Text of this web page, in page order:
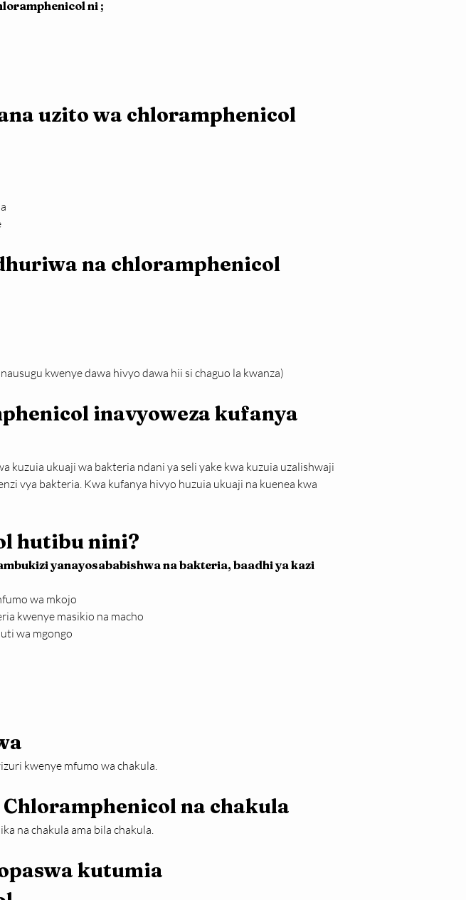
ni ;
uzito wa chloramphenicol
na chloramphenicol
kwenye dawa hivyo dawa hii si chaguo la kwanza)
inavyoweza kufanya
kuzuia ukuaji wa bakteria ndani ya seli yake kwa kuzuia uzalishwaji
vya bakteria. Kwa kufanya hivyo huzuia ukuaji na kuenea kwa
hutibu nini?
yanayosababishwa na bakteria, baadhi ya kazi
wa mkojo
kwenye masikio na macho
wa mgongo
kwenye mfumo wa chakula.
na chakula
na chakula ama bila chakula.
kutumia